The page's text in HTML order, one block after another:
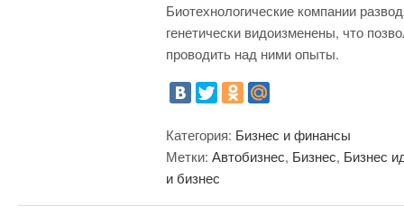
Биотехнологические компании
генетически видоизменены, что
проводить над ними опыты.
Категория: Бизнес и финансы
Метки: Автобизнес, Бизнес, Бизнес
и бизнес